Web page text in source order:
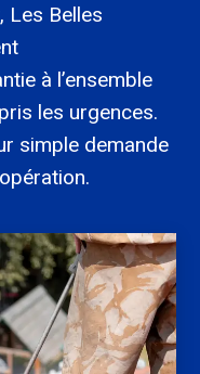
Les Belles
à l’ensemble
les urgences.
simple demande